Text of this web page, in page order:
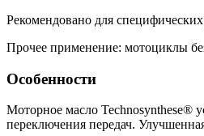
Рекомендовано для
Прочее применение: мотоциклы
Особенности
Моторное масло Technosynthese®
переключения передач.